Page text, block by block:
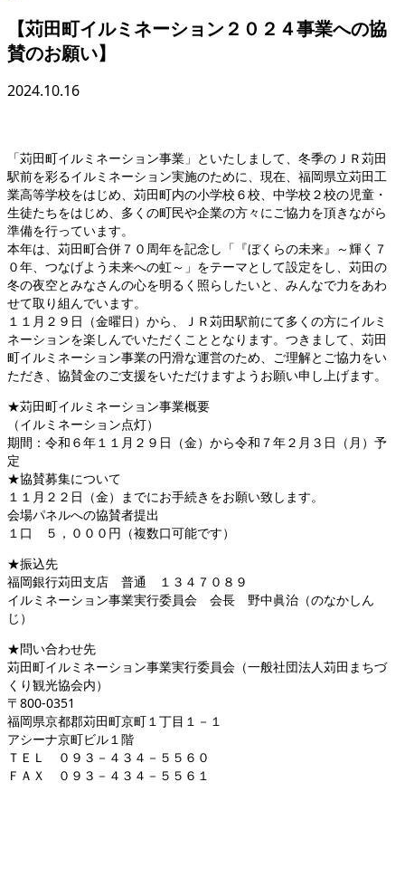
【苅田町イルミネーション２０２４事業への協
賛のお願い】
2024.10.16
「苅田町イルミネーション事業」といたしまして、冬季のＪＲ苅田
駅前を彩るイルミネーション実施のために、現在、福岡県立苅田工
業高等学校をはじめ、苅田町内の小学校６校、中学校２校の児童・
生徒たちをはじめ、多くの町民や企業の方々にご協力を頂きながら
準備を行っています。
本年は、苅田町合併７０周年を記念し「『ぼくらの未来』～輝く７
０年、つなげよう未来への虹～」をテーマとして設定をし、苅田の
冬の夜空とみなさんの心を明るく照らしたいと、みんなで力をあわ
せて取り組んでいます。
１１月２９日（金曜日）から、ＪＲ苅田駅前にて多くの方にイルミ
ネーションを楽しんでいただくこととなります。つきまして、苅田
町イルミネーション事業の円滑な運営のため、ご理解とご協力をい
ただき、協賛金のご支援をいただけますようお願い申し上げます。
★苅田町イルミネーション事業概要
（イルミネーション点灯）
期間：令和６年１１月２９日（金）から令和７年２月３日（月）予
定
★協賛募集について
１１月２２日（金）までにお手続きをお願い致します。
会場パネルへの協賛者提出
１口 ５，０００円（複数口可能です）
★振込先
福岡銀行苅田支店 普通 １３４７０８９
イルミネーション事業実行委員会 会長 野中眞治（のなかしん
じ）
★問い合わせ先
苅田町イルミネーション事業実行委員会（一般社団法人苅田まちづ
くり観光協会内）
〒800-0351
福岡県京都郡苅田町京町１丁目１－１
アシーナ京町ビル１階
ＴＥＬ ０９３－４３４－５５６０
ＦＡＸ ０９３－４３４－５５６１